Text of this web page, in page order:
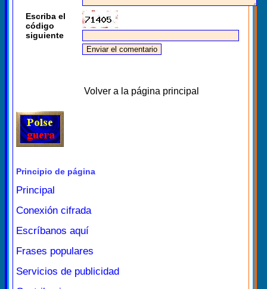
Escriba el
código
siguiente
Volver a la página principal
Principio de página
Principal
Conexión cifrada
Escríbanos aquí
Frases populares
Servicios de publicidad